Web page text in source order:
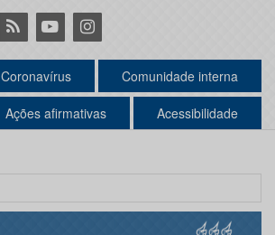
RSS YoutubeInstagram
Coronavírus Comunidade interna
Ações afirmativas Acessibilidade